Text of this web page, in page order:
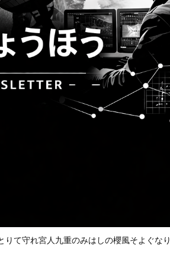
て守れ宮人九重のみはしの櫻風そよぐなり